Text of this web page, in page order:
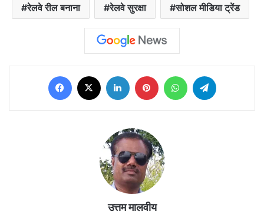
रेलवे रील बनाना रेलवे सुरक्षा सोशल मीडिया ट्रेंड
Facebook LinkedIn PinterestWhatsApp
उत्तम मालवीय